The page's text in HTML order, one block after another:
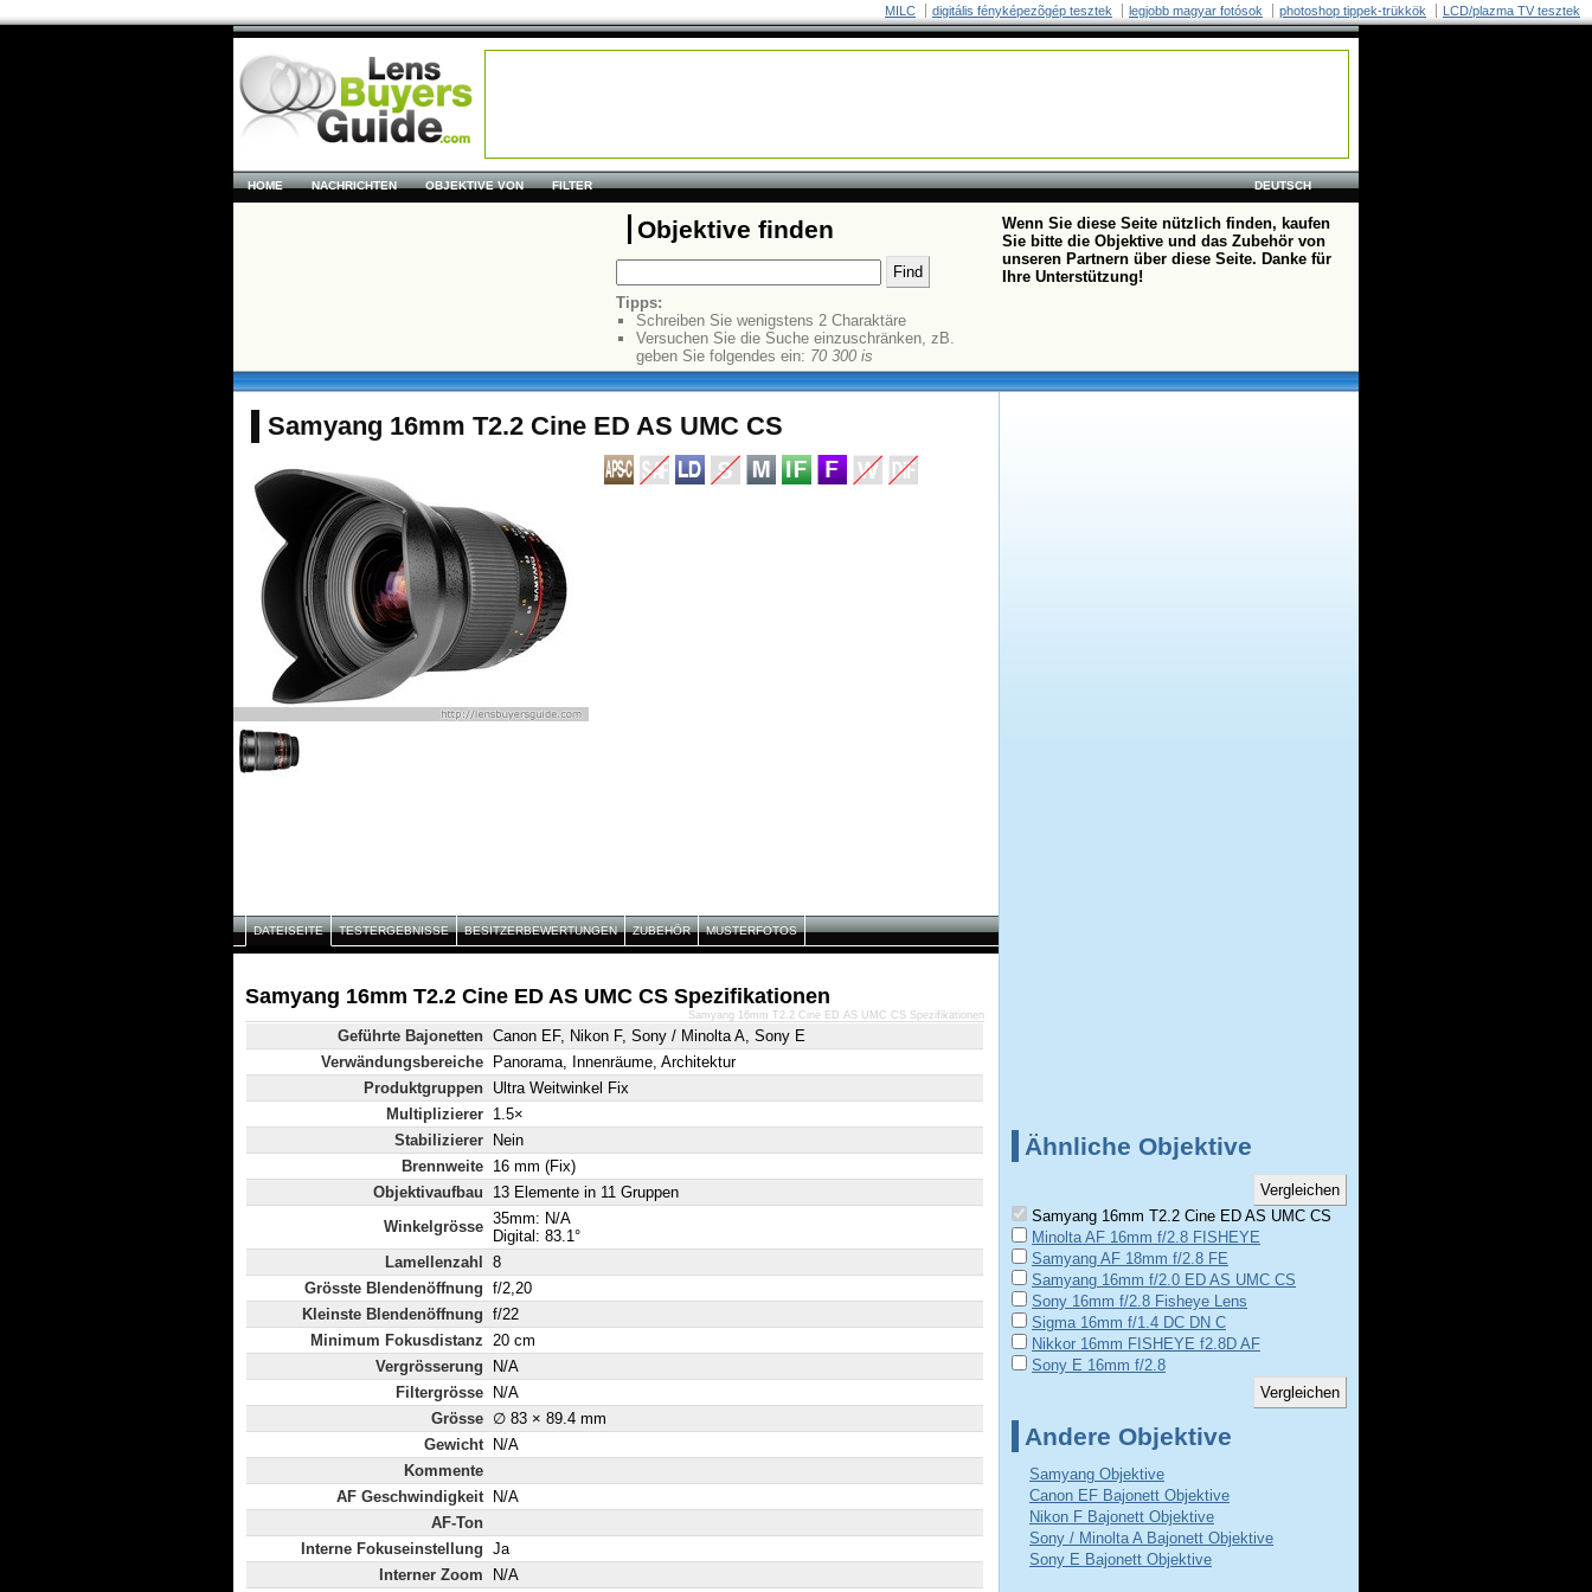
MILC digitális fényképezõgép tesztek legjobb magyar fotósok photoshop tippek-trükkök LCD/plazma TV tesztek
DEUTSCH
HOME NACHRICHTEN OBJEKTIVE VON FILTER
Objektive finden
Tipps:
Schreiben Sie wenigstens 2 Charaktäre
Versuchen Sie die Suche einzuschränken, zB.
geben Sie folgendes ein: 70 300 is
Wenn Sie diese Seite nützlich finden, kaufen
Sie bitte die Objektive und das Zubehör von
unseren Partnern über diese Seite. Danke für
Ihre Unterstützung!
Samyang 16mm T2.2 Cine ED AS UMC CS
DATEISEITE TESTERGEBNISSE BESITZERBEWERTUNGEN ZUBEHÖR MUSTERFOTOS
Samyang 16mm T2.2 Cine ED AS UMC CS Spezifikationen
Geführte Bajonetten Canon EF, Nikon F, Sony / Minolta A, Sony E
Verwändungsbereiche
Panorama, Innenräume, Architektur
Produktgruppen Ultra Weitwinkel Fix
Multiplizierer 1.5×
Stabilizierer
Nein
Brennweite 16 mm (Fix)
Objektivaufbau
13 Elemente in 11 Gruppen
Winkelgrösse 35mm: N/A
Digital: 83.1°
Lamellenzahl
8
Grösste Blendenöffnung f/2,20
Kleinste Blendenöffnung f/22
Minimum Fokusdistanz 20 cm
Vergrösserung
N/A
Filtergrösse
N/A
Grösse ∅ 83 × 89.4 mm
Gewicht
N/A
Kommente
AF Geschwindigkeit
N/A
AF-Ton
Interne Fokuseinstellung Ja
Interner Zoom
N/A
Samyang 16mm T2.2 Cine ED AS UMC CS Spezifikationen
Ähnliche Objektive
Samyang 16mm T2.2 Cine ED AS UMC CS
Minolta AF 16mm f/2.8 FISHEYE
Samyang AF 18mm f/2.8 FE
Samyang 16mm f/2.0 ED AS UMC CS
Sony 16mm f/2.8 Fisheye Lens
Sigma 16mm f/1.4 DC DN C
Nikkor 16mm FISHEYE f2.8D AF
Sony E 16mm f/2.8
Andere Objektive
Samyang Objektive
Canon EF Bajonett Objektive
Nikon F Bajonett Objektive
Sony / Minolta A Bajonett Objektive
Sony E Bajonett Objektive